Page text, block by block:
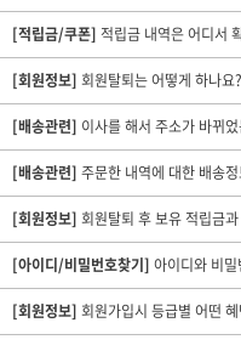
[적립금/쿠폰] 적립금 내역은 어디서
[회원정보] 회원탈퇴는 어떻게 하나요?
[배송관련] 이사를 해서 주소가 바뀌
[배송관련] 주문한 내역에 대한 배송
[회원정보] 회원탈퇴 후 보유 적립금
[아이디/비밀번호찾기] 아이디와 비
[회원정보] 회원가입시 등급별 어떤